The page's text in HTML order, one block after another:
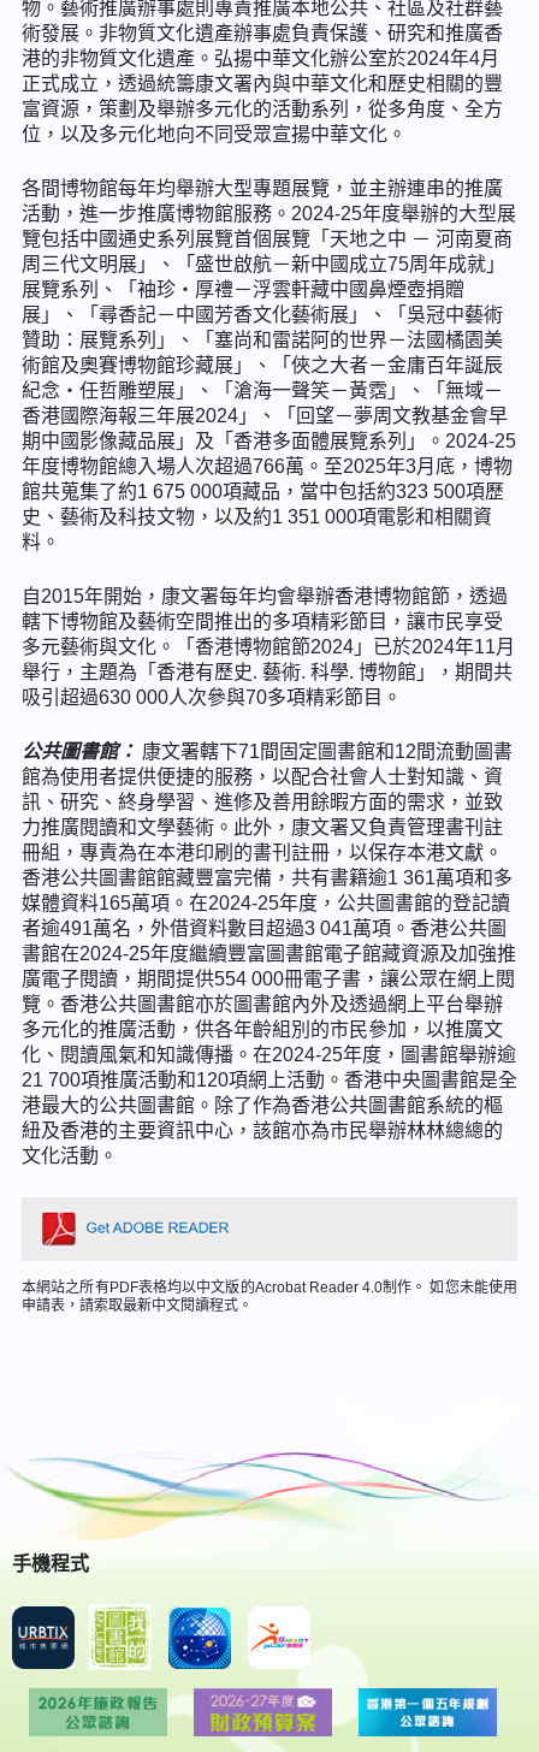
物。藝術推廣辦事處則專責推廣本地公共、社區及社群藝
術發展。非物質文化遺產辦事處負責保護、研究和推廣香
港的非物質文化遺產。弘揚中華文化辦公室於2024年4月
正式成立，透過統籌康文署內與中華文化和歷史相關的豐
富資源，策劃及舉辦多元化的活動系列，從多角度、全方
位，以及多元化地向不同受眾宣揚中華文化。
各間博物館每年均舉辦大型專題展覽，並主辦連串的推廣
活動，進一步推廣博物館服務。2024-25年度舉辦的大型展
覽包括中國通史系列展覽首個展覽「天地之中 － 河南夏商
周三代文明展」、「盛世啟航－新中國成立75周年成就」
展覽系列、「袖珍‧厚禮－浮雲軒藏中國鼻煙壺捐贈
展」、「尋香記－中國芳香文化藝術展」、「吳冠中藝術
贊助：展覽系列」、「塞尚和雷諾阿的世界－法國橘園美
術館及奧賽博物館珍藏展」、「俠之大者－金庸百年誕辰
紀念‧任哲雕塑展」、「滄海一聲笑－黃霑」、「無域－
香港國際海報三年展2024」、「回望－夢周文教基金會早
期中國影像藏品展」及「香港多面體展覽系列」。2024-25
年度博物館總入場人次超過766萬。至2025年3月底，博物
館共蒐集了約1 675 000項藏品，當中包括約323 500項歷
史、藝術及科技文物，以及約1 351 000項電影和相關資
料。
自2015年開始，康文署每年均會舉辦香港博物館節，透過
轄下博物館及藝術空間推出的多項精彩節目，讓市民享受
多元藝術與文化。「香港博物館節2024」已於2024年11月
舉行，主題為「香港有歷史. 藝術. 科學. 博物館」，期間共
吸引超過630 000人次參與70多項精彩節目。
公共圖書館： 康文署轄下71間固定圖書館和12間流動圖書
館為使用者提供便捷的服務，以配合社會人士對知識、資
訊、研究、終身學習、進修及善用餘暇方面的需求，並致
力推廣閱讀和文學藝術。此外，康文署又負責管理書刊註
冊組，專責為在本港印刷的書刊註冊，以保存本港文獻。
香港公共圖書館館藏豐富完備，共有書籍逾1 361萬項和多
媒體資料165萬項。在2024-25年度，公共圖書館的登記讀
者逾491萬名，外借資料數目超過3 041萬項。香港公共圖
書館在2024-25年度繼續豐富圖書館電子館藏資源及加強推
廣電子閱讀，期間提供554 000冊電子書，讓公眾在網上閱
覽。香港公共圖書館亦於圖書館內外及透過網上平台舉辦
多元化的推廣活動，供各年齡組別的市民參加，以推廣文
化、閱讀風氣和知識傳播。在2024-25年度，圖書館舉辦逾
21 700項推廣活動和120項網上活動。香港中央圖書館是全
港最大的公共圖書館。除了作為香港公共圖書館系統的樞
紐及香港的主要資訊中心，該館亦為市民舉辦林林總總的
文化活動。
本網站之所有PDF表格均以中文版的Acrobat Reader 4.0制作。 如您未能使用
申請表，請索取最新中文閱讀程式。
手機程式